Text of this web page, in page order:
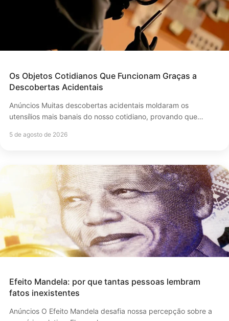
Os Objetos Cotidianos Que Funcionam Graças a
Descobertas Acidentais
Anúncios Muitas descobertas acidentais moldaram os
utensílios mais banais do nosso cotidiano, provando que…
5 de agosto de 2026
Efeito Mandela: por que tantas pessoas lembram
fatos inexistentes
Anúncios O Efeito Mandela desafia nossa percepção sobre a